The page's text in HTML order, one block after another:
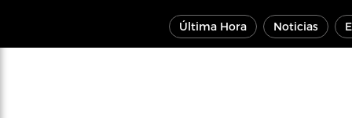
Última Hora Noticias